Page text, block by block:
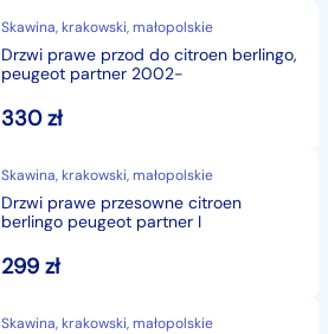
Skawina, krakowski, małopolskie
Drzwi prawe przod do citroen berlingo,
peugeot partner 2002-
330zł
Skawina, krakowski, małopolskie
Drzwi prawe przesowne citroen
berlingo peugeot partner I
299 zł
Skawina, krakowski, małopolskie